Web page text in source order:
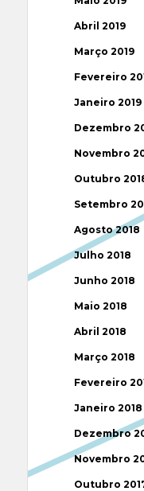
Abril 2019
Março 2019
Fevereiro
Janeiro 2019
Dezembro
Novembro
Outubro
Setembro
Agosto 2018
Julho 2018
Junho 2018
Maio 2018
Abril 2018
Março 2018
Fevereiro
Janeiro 2018
Dezembro
Novembro
Outubro